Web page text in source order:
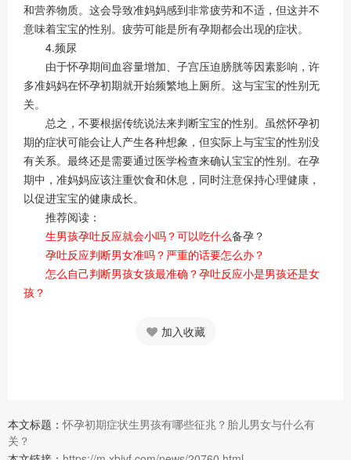
和营养物质。这会导致准妈妈感到非常疲劳和不适，但这并不
意味着宝宝的性别。疲劳可能是所有孕期都会出现的症状。
4.频尿
由于怀孕期间血容量增加、子宫压迫膀胱等因素影响，许
多准妈妈在怀孕初期就开始频繁地上厕所。这与宝宝的性别无
关。
总之，不要根据传统说法来判断宝宝的性别。虽然怀孕初
期的症状可能会让人产生各种想象，但实际上与宝宝的性别没
有关系。最终还是需要通过医学检查来确认宝宝的性别。在孕
期中，准妈妈应该注重饮食和休息，同时注意保持心理健康，
以促进宝宝的健康成长。
推荐阅读：
生男孩孕吐反应就会小吗？可以吃什么备孕？
孕吐反应判断男女准吗？严重的话要怎么办？
怎么自己判断男孩女孩最准确？孕吐反应小是男孩还是女
孩？
加入收藏
本文标题：怀孕初期症状生男孩有哪些征兆？胎儿男女与什么有
关？